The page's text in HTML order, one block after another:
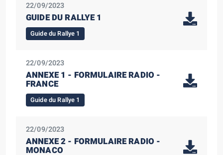
22/09/2023
GUIDE DU RALLYE 1
Guide du Rallye 1
22/09/2023
ANNEXE 1 - FORMULAIRE RADIO -
FRANCE
Guide du Rallye 1
22/09/2023
ANNEXE 2 - FORMULAIRE RADIO -
MONACO